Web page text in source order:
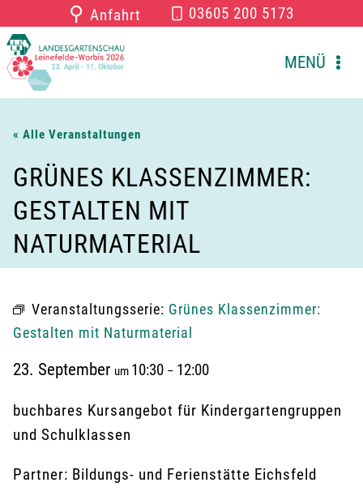
Inhalt
springen
⚲ Anfahrt 03605 200 5173
MENÜ
« Alle Veranstaltungen
GRÜNES KLASSENZIMMER:
GESTALTEN MIT
NATURMATERIAL
Veranstaltungsserie: Grünes Klassenzimmer:
Gestalten mit Naturmaterial
23. September um 10:30 – 12:00
buchbares Kursangebot für Kindergartengruppen
und Schulklassen
Partner: Bildungs- und Ferienstätte Eichsfeld